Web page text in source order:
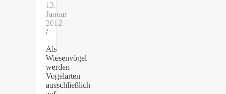
13.
Januar
2012
/
Als
Wiesenvögel
werden
Vogelarten
ausschließlich